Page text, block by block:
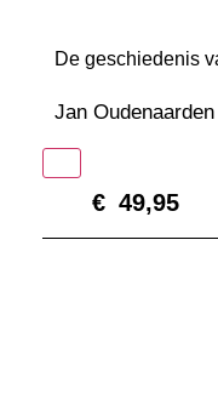
De geschiedenis
Jan Oudenaarden
€ 49,95